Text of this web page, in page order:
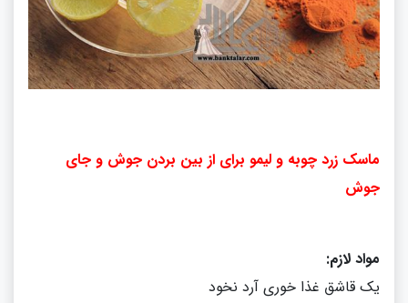
ماسک زرد چوبه و لیمو برای از بین بردن جوش و جای
جوش
مواد لازم:
یک قاشق غذا خوری آرد نخود